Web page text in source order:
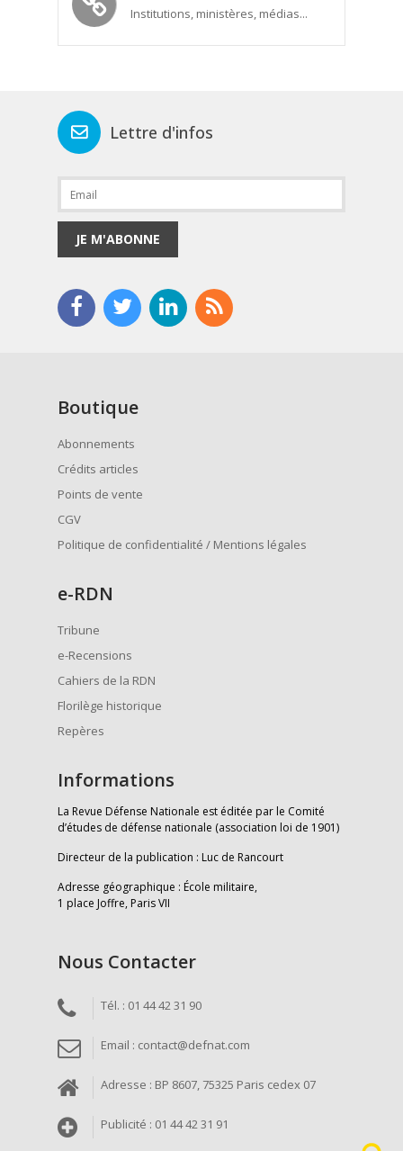
Institutions, ministères, médias...
Lettre d'infos
JE M'ABONNE
Boutique
Abonnements
Crédits articles
Points de vente
CGV
Politique de confidentialité / Mentions légales
e-RDN
Tribune
e-Recensions
Cahiers de la RDN
Florilège historique
Repères
Informations
La Revue Défense Nationale est éditée par le Comité
d’études de défense nationale (association loi de 1901)
Directeur de la publication : Luc de Rancourt
Adresse géographique : École militaire,
1 place Joffre, Paris VII
Nous Contacter
Tél. : 01 44 42 31 90
Email : contact@defnat.com
Adresse : BP 8607, 75325 Paris cedex 07
Publicité : 01 44 42 31 91